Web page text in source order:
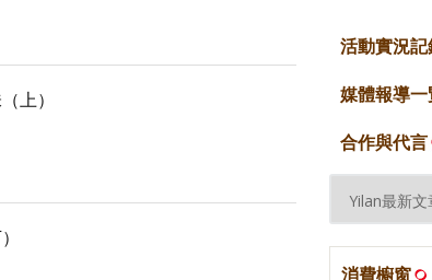
上）
活動實況記
媒體報導一
合作與代言
消費櫥窗